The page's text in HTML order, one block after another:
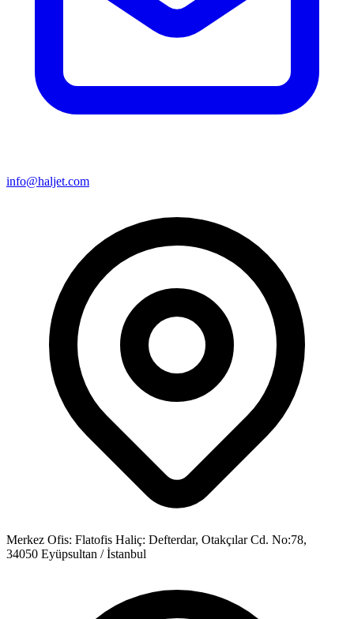
info@haljet.com
Merkez Ofis: Flatofis Haliç: Defterdar, Otakçılar Cd. No:78,
34050 Eyüpsultan / İstanbul